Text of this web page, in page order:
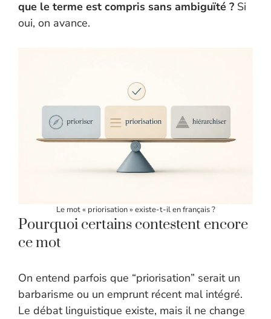
que le terme est compris sans ambiguïté ? Si
oui, on avance.
Le mot « priorisation » existe-t-il en français ?
Pourquoi certains contestent encore
ce mot
On entend parfois que “priorisation” serait un
barbarisme ou un emprunt récent mal intégré.
Le débat linguistique existe, mais il ne change